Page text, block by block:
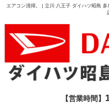
エアコン清掃。 | 立川 八王子 ダイハツ昭島
【営業時間】